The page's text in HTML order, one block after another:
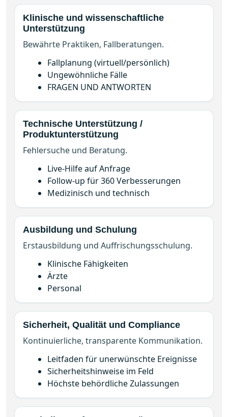
Klinische und wissenschaftliche
Unterstützung
Bewährte Praktiken, Fallberatungen.
Fallplanung (virtuell/persönlich)
Ungewöhnliche Fälle
FRAGEN UND ANTWORTEN
Technische Unterstützung /
Produktunterstützung
Fehlersuche und Beratung.
Live-Hilfe auf Anfrage
Follow-up für 360 Verbesserungen
Medizinisch und technisch
Ausbildung und Schulung
Erstausbildung und Auffrischungsschulung.
Klinische Fähigkeiten
Ärzte
Personal
Sicherheit, Qualität und Compliance
Kontinuierliche, transparente Kommunikation.
Leitfaden für unerwünschte Ereignisse
Sicherheitshinweise im Feld
Höchste behördliche Zulassungen
Logistik & Auftragsunterstützung